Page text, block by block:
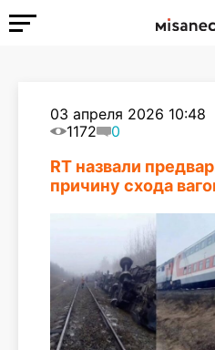
03 апреля 2026 10:48
1172
0
RT назвали
причину схода